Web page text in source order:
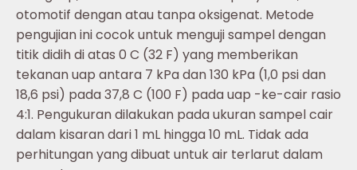
otomotif dengan atau tanpa oksigenat. Metode
pengujian ini cocok untuk menguji sampel dengan
titik didih di atas 0 C (32 F) yang memberikan
tekanan uap antara 7 kPa dan 130 kPa (1,0 psi dan
18,6 psi) pada 37,8 C (100 F) pada uap -ke-cair rasio
4:1. Pengukuran dilakukan pada ukuran sampel cair
dalam kisaran dari 1 mL hingga 10 mL. Tidak ada
perhitungan yang dibuat untuk air terlarut dalam